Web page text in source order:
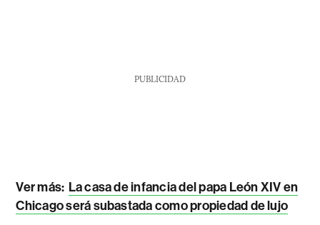
PUBLICIDAD
Ver más: La casa de infancia del papa León XIV en
Chicago será subastada como propiedad de lujo